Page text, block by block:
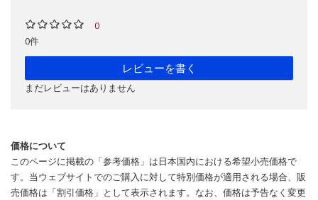
0
0件
レビューを書く
まだレビューはありません
価格について
このページに掲載の「参考価格」は日本国内における希望小売価格で
す。当ウェブサイトでのご購入に対して特別価格が適用される場合、販
売価格は「割引価格」として表示されます。なお、価格は予告なく変更